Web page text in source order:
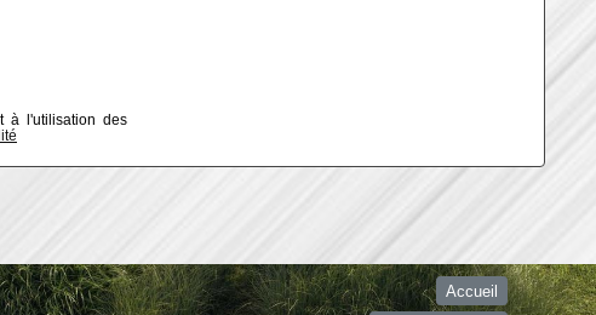
à l'utilisation des
Accueil